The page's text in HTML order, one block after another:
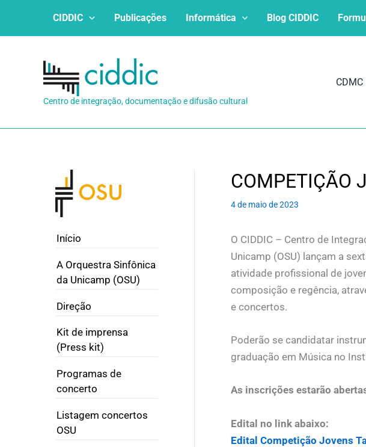
CIDDIC Publicações Informática Blog CIDDIC
Centro de integração, documentação e difusão cultural
CDMC
Início
A Orquestra Sinfônica
da Unicamp (OSU)
Direção
Kit de imprensa
(Press kit)
Programas de
concerto
Listagem concertos
OSU
COMPETIÇÃO
4 de maio de 2023
O CIDDIC – Centro de
Unicamp (OSU) lançam a
atividade profissional de
composição e regência,
e concertos.
Poderão se candidatar
graduação em Música no
As inscrições estarão
Edital no link abaixo:
Edital Competição Jovens